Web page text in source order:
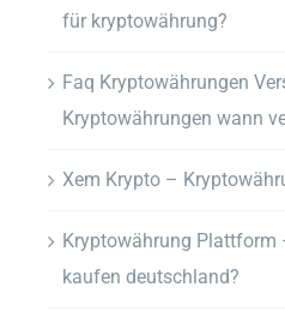
für kryptowährung?
Faq Kryptowährungen
Kryptowährungen wann
Xem Krypto –
Kryptowährung Plattform
kaufen deutschland?